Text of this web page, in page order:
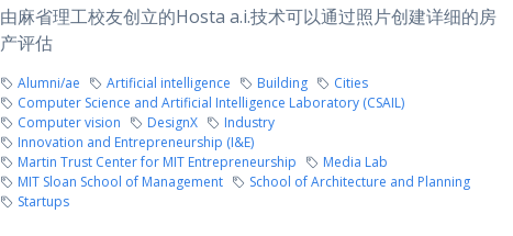
由麻省理工校友创立的Hosta a.i.技术可以通过照片创建详细的房
产评估
Alumni/ae Artificial intelligence Building
Cities
Computer Science and Artificial Intelligence Laboratory (CSAIL)
Computer vision
DesignX
Industry
Innovation and Entrepreneurship (I&E)
Martin Trust Center for MIT Entrepreneurship
Media Lab
MIT Sloan School of Management
School of Architecture and Planning
Startups